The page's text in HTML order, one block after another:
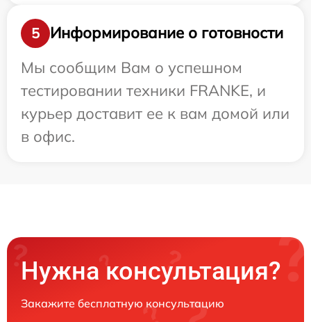
5
Информирование о готовности
Мы сообщим Вам о успешном
тестировании техники FRANKE, и
курьер доставит ее к вам домой или
в офис.
Нужна консультация?
Закажите бесплатную консультацию